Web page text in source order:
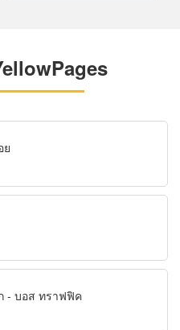
ย
- บอส ทราฟฟิค